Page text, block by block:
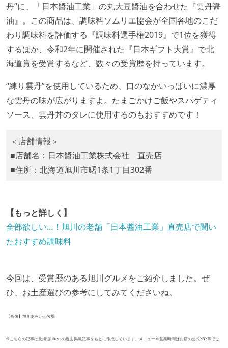
丹”に、「日本醬油工業」の丸大豆醬油を合わせた『雲丹醤
油』。この商品は、調味料ソムリエ協会が全国各地のこだ
わり調味料を評価する『調味料選手権2019』で1位を獲得
するほか、令和2年に開催された『日本ギフト大賞』で北
海道賞を受賞するなど、数々の受賞歴を持っています。
“練り雲丹”を使用しているため、口のなかいっぱいに濃厚
な雲丹の味が広がりますよ。たまごかけご飯やスパゲティ
ソース、雲丹丼のタレに使用するのもおすすめです！
＜店舗情報＞
■店舗名：日本醬油工業株式会社 直売店
■住所：北海道旭川市曙1条1丁目302番
【もっと詳しく】
全部欲しい…！旭川の老舗「日本醬油工業」直売店で聞い
たおすすめ調味料
今回は、受賞歴のある旭川グルメをご紹介しました。ぜ
ひ、お土産選びの参考にしてみてくださいね。
【画像】旭川あらかわ牧場
※こちらの記事は北海道Likersの過去掲載記事をもとに作成しています。メニューや営業時間はお店の公式SNS等でご